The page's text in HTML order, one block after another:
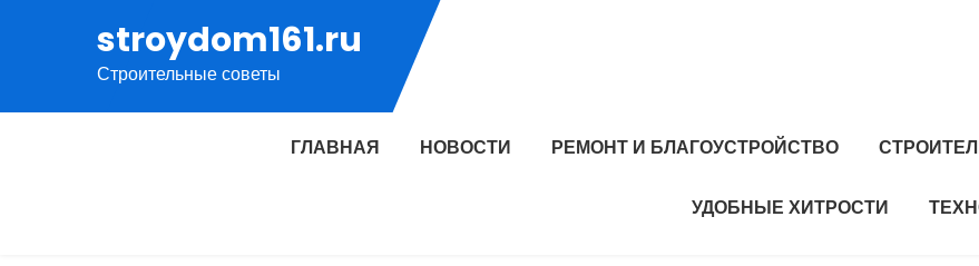
содержимому
stroydom161.ru
Строительные советы
ГЛАВНАЯ НОВОСТИ РЕМОНТ И БЛАГОУСТРОЙСТВО
УДОБНЫЕ ХИТРОСТИ